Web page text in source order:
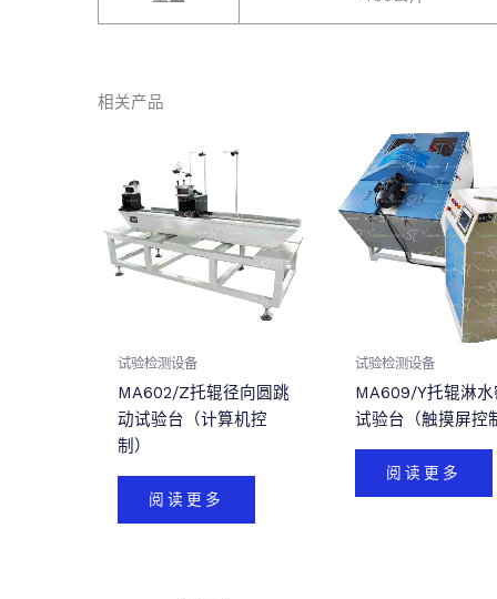
相关产品
试验检测设备
MA602/Z托辊径向圆跳
动试验台（计算机控
制）
阅读更多
试验检测设备
MA609/Y托辊淋水
试验台（触摸屏控
阅读更多